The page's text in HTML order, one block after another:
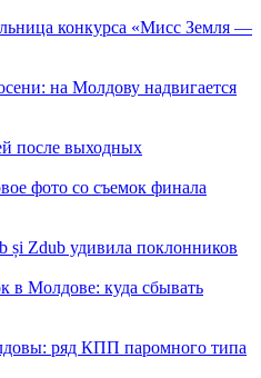
конкурса «Мисс Земля —
на Молдову надвигается
после выходных
фото со съемок финала
și Zdub удивила поклонников
в Молдове: куда сбывать
ряд КПП паромного типа